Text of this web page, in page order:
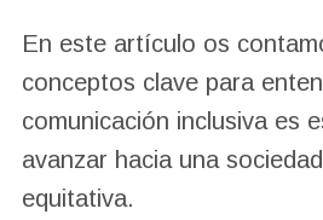
En este artículo os
conceptos clave para
comunicación inclusiva es
avanzar hacia una
equitativa.